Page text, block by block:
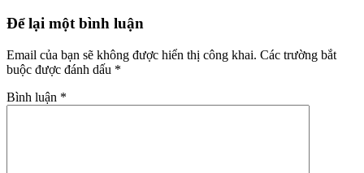
Để lại một bình luận
Email của bạn sẽ không được hiển thị công khai. Các trường bắt
buộc được đánh dấu *
Bình luận *